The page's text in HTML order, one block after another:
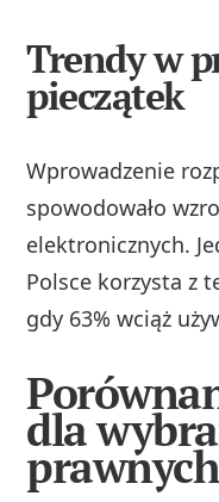
Trendy w
pieczątek
Wprowadzenie
spowodowało
elektronicznych.
Polsce korzysta z
gdy 63% wciąż
dla
prawnych